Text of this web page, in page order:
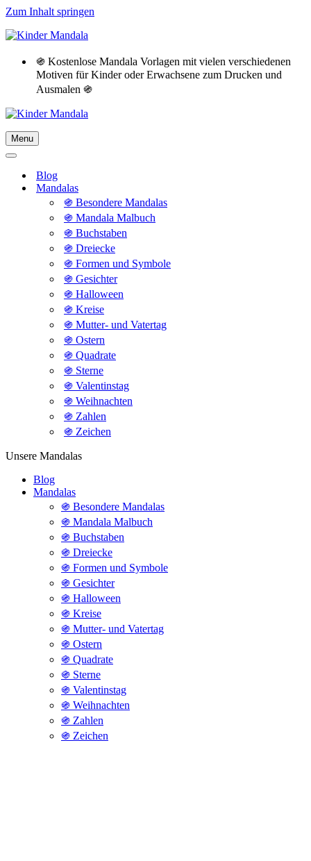
Zum Inhalt springen
֍ Kostenlose Mandala Vorlagen mit vielen verschiedenen
Motiven für Kinder oder Erwachsene zum Drucken und
Ausmalen ֍
Menu
Navigationsmenü
Navigationsmenü
Blog
Mandalas
֍ Besondere Mandalas
֍ Mandala Malbuch
֍ Buchstaben
֍ Dreiecke
֍ Formen und Symbole
֍ Gesichter
֍ Halloween
֍ Kreise
֍ Mutter- und Vatertag
֍ Ostern
֍ Quadrate
֍ Sterne
֍ Valentinstag
֍ Weihnachten
֍ Zahlen
֍ Zeichen
Unsere Mandalas
Blog
Mandalas
֍ Besondere Mandalas
֍ Mandala Malbuch
֍ Buchstaben
֍ Dreiecke
֍ Formen und Symbole
֍ Gesichter
֍ Halloween
֍ Kreise
֍ Mutter- und Vatertag
֍ Ostern
֍ Quadrate
֍ Sterne
֍ Valentinstag
֍ Weihnachten
֍ Zahlen
֍ Zeichen